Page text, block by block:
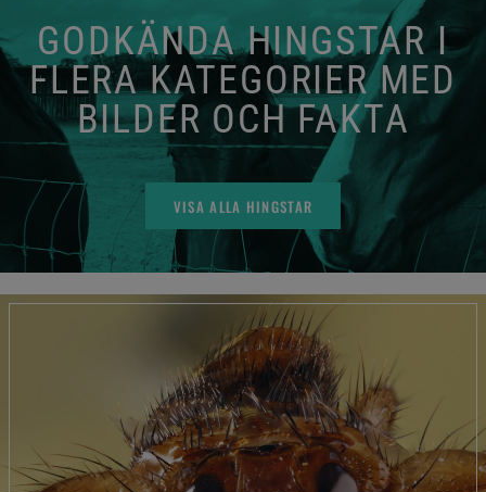
GODKÄNDA HINGSTAR I
FLERA KATEGORIER MED
BILDER OCH FAKTA
VISA ALLA HINGSTAR